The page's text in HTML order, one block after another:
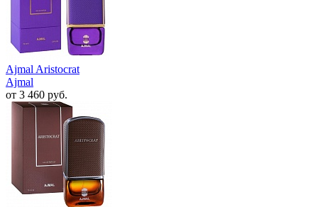
Ajmal Aristocrat
Ajmal
от 3 460 руб.